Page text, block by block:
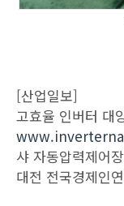
[산업일보]
고효율 인버터 대
샤 자동압력제어
대전 전국경제인